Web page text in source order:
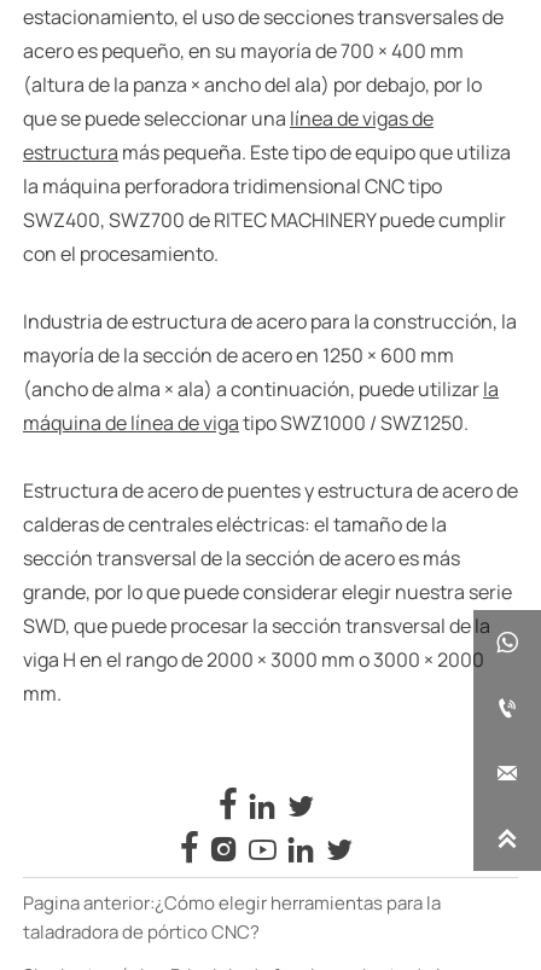
estacionamiento, el uso de secciones transversales de
acero es pequeño, en su mayoría de 700 × 400 mm
(altura de la panza × ancho del ala) por debajo, por lo
que se puede seleccionar una línea de vigas de
estructura más pequeña. Este tipo de equipo que utiliza
la máquina perforadora tridimensional CNC tipo
SWZ400, SWZ700 de RITEC MACHINERY puede cumplir
con el procesamiento.
Industria de estructura de acero para la construcción, la
mayoría de la sección de acero en 1250 × 600 mm
(ancho de alma × ala) a continuación, puede utilizarla
máquina de línea de vigatipo SWZ1000 / SWZ1250.
Estructura de acero de puentes y estructura de acero de
calderas de centrales eléctricas: el tamaño de la
sección transversal de la sección de acero es más
grande, por lo que puede considerar elegir nuestra serie
SWD, que puede procesar la sección transversal de la
viga H en el rango de 2000 × 3000 mm o 3000 × 2000
mm.
  
    
Pagina anterior:¿Cómo elegir herramientas para la
taladradora de pórtico CNC?



